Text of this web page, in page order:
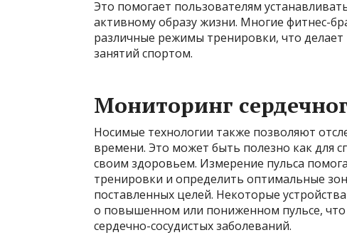
Это помогает пользователям
активному образу жизни. Многие фитнес-
различные режимы тренировки, что
занятий спортом.
Мониторинг
Носимые технологии также позволяют
времени. Это может быть полезно как для
своим здоровьем. Измерение пульса
тренировки и определить оптимальные
поставленных целей. Некоторые
о повышенном или пониженном пульсе,
сердечно-сосудистых заболеваний.